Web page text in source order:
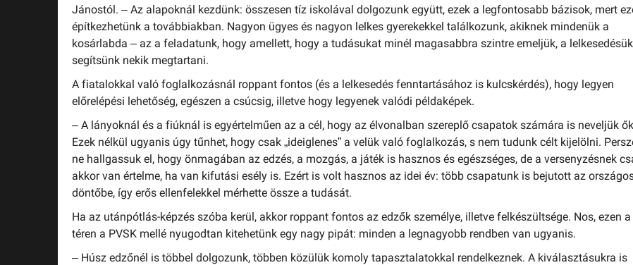
Jánostól. – Az alapoknál kezdünk: összesen tíz iskolával dolgozunk együtt, ezek a legfontosabb bázisok, mert
építkezhetünk a továbbiakban. Nagyon ügyes és nagyon lelkes gyerekekkel találkozunk, akiknek mindenük a
kosárlabda – az a feladatunk, hogy amellett, hogy a tudásukat minél magasabbra szintre emeljük, a
segítsünk nekik megtartani.
A fiatalokkal való foglalkozásnál roppant fontos (és a lelkesedés fenntartásához is kulcskérdés), hogy legyen
előrelépési lehetőség, egészen a csúcsig, illetve hogy legyenek valódi példaképek.
– A lányoknál és a fiúknál is egyértelműen az a cél, hogy az élvonalban szereplő csapatok számára is neveljük
Ezek nélkül ugyanis úgy tűnhet, hogy csak „ideiglenes” a velük való foglalkozás, s nem tudunk célt kijelölni.
ne hallgassuk el, hogy önmagában az edzés, a mozgás, a játék is hasznos és egészséges, de a versenyzésnek
akkor van értelme, ha van kifutási esély is. Ezért is volt hasznos az idei év: több csapatunk is bejutott az
döntőbe, így erős ellenfelekkel mérhette össze a tudását.
Ha az utánpótlás-képzés szóba kerül, akkor roppant fontos az edzők személye, illetve felkészültsége. Nos, ezen a
téren a PVSK mellé nyugodtan kitehetünk egy nagy pipát: minden a legnagyobb rendben van ugyanis.
– Húsz edzőnél is többel dolgozunk, többen közülük komoly tapasztalatokkal rendelkeznek. A kiválasztásukra is